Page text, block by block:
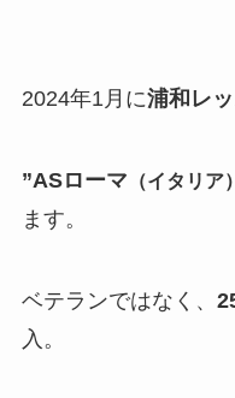
2024年1月に浦和レ
”ASローマ （イタリア）
ます。
ベテランではなく、
入。